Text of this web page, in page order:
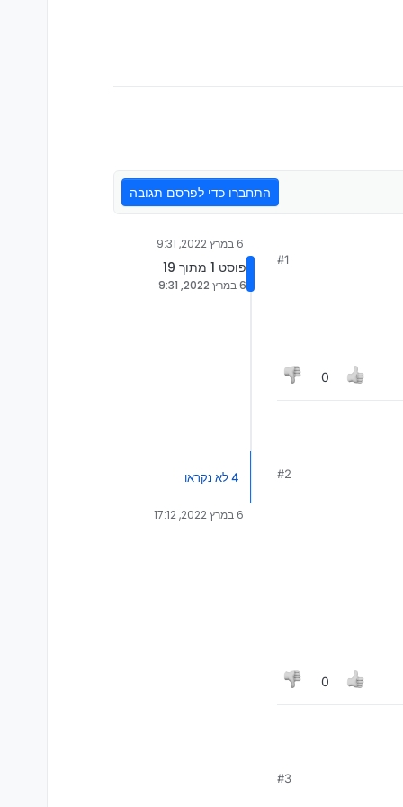
התחברו כדי לפרסם תגובה
#1
0
#2
0
#3
6 במרץ 2022, 9:31
פוסט 1 מתוך 19
6 במרץ 2022, 9:31
4 לא נקראו
6 במרץ 2022, 17:12